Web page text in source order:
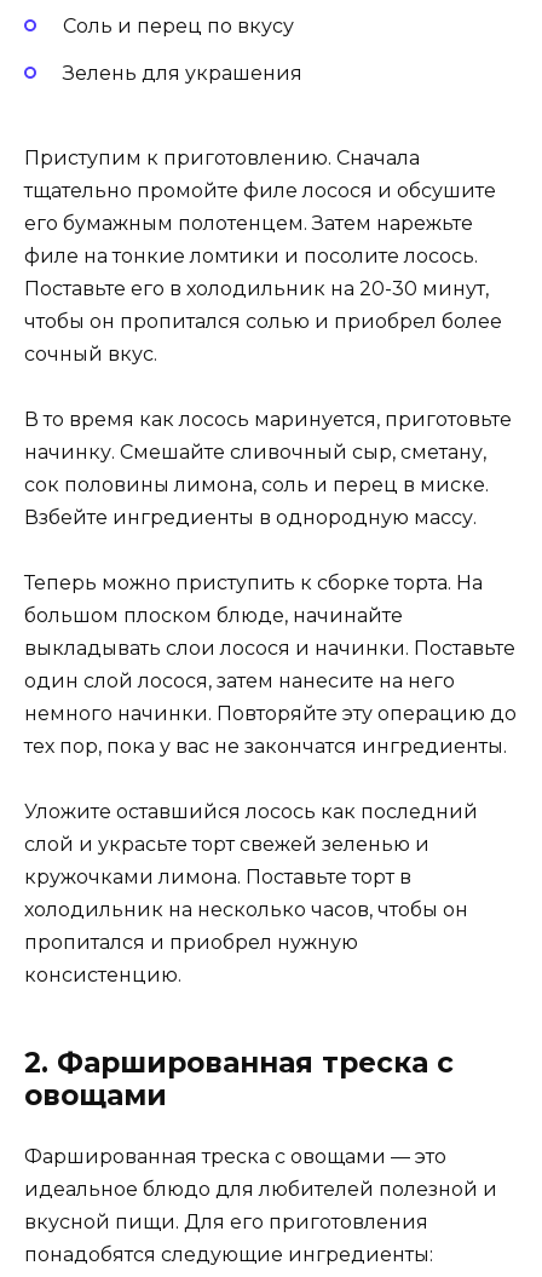
Соль и перец по вкусу
Зелень для украшения
Приступим к приготовлению. Сначала
тщательно промойте филе лосося и обсушите
его бумажным полотенцем. Затем нарежьте
филе на тонкие ломтики и посолите лосось.
Поставьте его в холодильник на 20-30 минут,
чтобы он пропитался солью и приобрел более
сочный вкус.
В то время как лосось маринуется, приготовьте
начинку. Смешайте сливочный сыр, сметану,
сок половины лимона, соль и перец в миске.
Взбейте ингредиенты в однородную массу.
Теперь можно приступить к сборке торта. На
большом плоском блюде, начинайте
выкладывать слои лосося и начинки. Поставьте
один слой лосося, затем нанесите на него
немного начинки. Повторяйте эту операцию до
тех пор, пока у вас не закончатся ингредиенты.
Уложите оставшийся лосось как последний
слой и украсьте торт свежей зеленью и
кружочками лимона. Поставьте торт в
холодильник на несколько часов, чтобы он
пропитался и приобрел нужную
консистенцию.
2. Фаршированная треска с
овощами
Фаршированная треска с овощами — это
идеальное блюдо для любителей полезной и
вкусной пищи. Для его приготовления
понадобятся следующие ингредиенты: